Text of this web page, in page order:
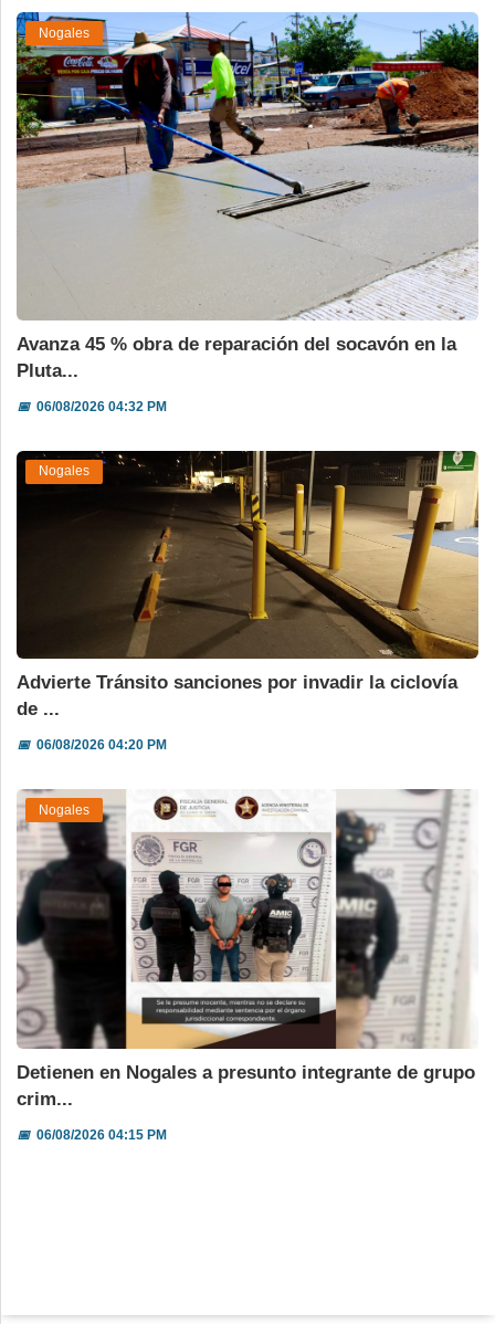
Nogales
Avanza 45 % obra de reparación del socavón en la
Pluta...
📅06/08/2026 04:32 PM
Nogales
Advierte Tránsito sanciones por invadir la ciclovía
de ...
📅06/08/2026 04:20 PM
Nogales
Detienen en Nogales a presunto integrante de grupo
crim...
📅06/08/2026 04:15 PM